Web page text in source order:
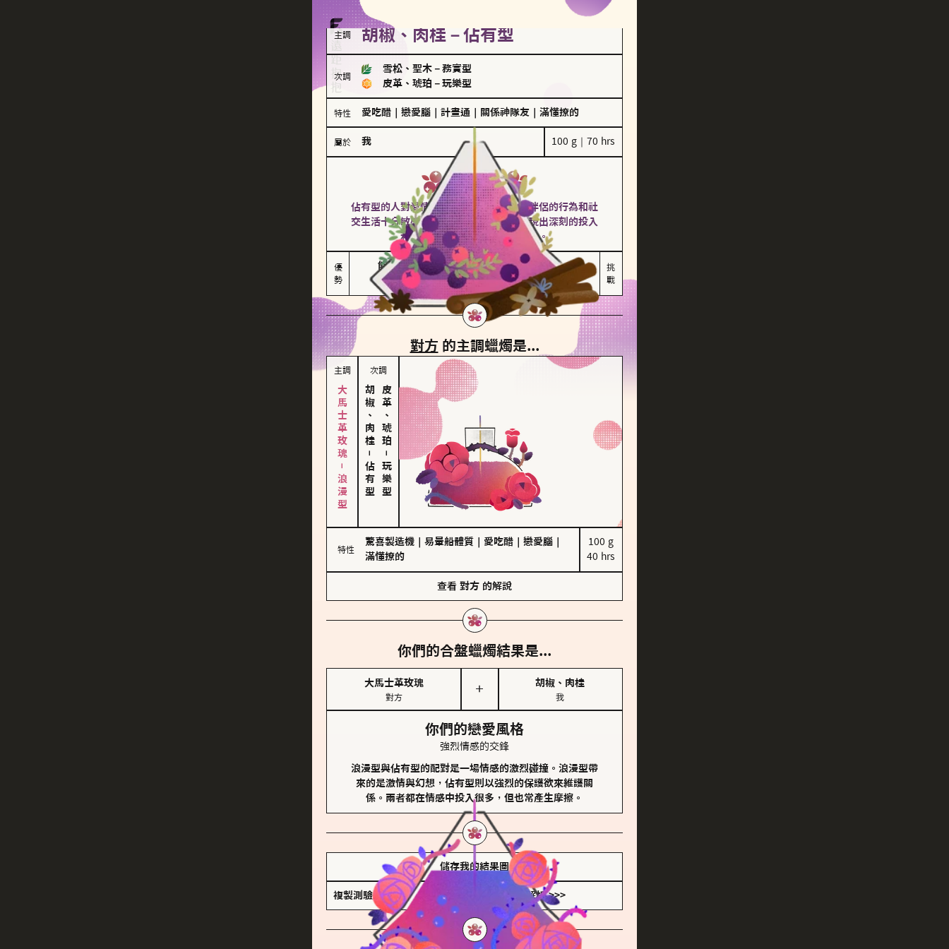
主調 胡椒、肉桂－佔有型
次調
雪松、聖木 － 務實型
皮革、琥珀 － 玩樂型
特性 愛吃醋 戀愛腦 計畫通 關係神隊友 滿懂撩的
屬於 我 100 g｜70 hrs
佔有型
胡椒、肉桂
佔有型的人對愛情有強烈的保護欲，對於伴侶的行為和社
交生活十分敏感、容易吃醋。在關係中展現出深刻的投入
和激情，但也可能讓人感到窒息。
優
勢
能建立緊密關係
積極維繫關係熱度
嫉妒心較強
可能出現控制欲
挑
戰
對方 的主調蠟燭是...
主調
大馬士革玫瑰－浪漫型
次調
胡椒、肉桂
－
佔有型
皮革、琥珀
－
玩樂型
特性
驚喜製造機 易暈船體質 愛吃醋 戀愛腦
滿懂撩的
100 g
40 hrs
查看 對方 的解說
你們的合盤蠟燭結果是...
大馬士革玫瑰
對方
＋
胡椒、肉桂
我
你們的戀愛風格
強烈情感的交鋒
浪漫型與佔有型的配對是一場情感的激烈碰撞。浪漫型帶
來的是激情與幻想，佔有型則以強烈的保護欲來維護關
係。兩者都在情感中投入很多，但也常產生摩擦。
儲存我的結果圖
複製測驗連結 查看香氛類型全解析 >>>